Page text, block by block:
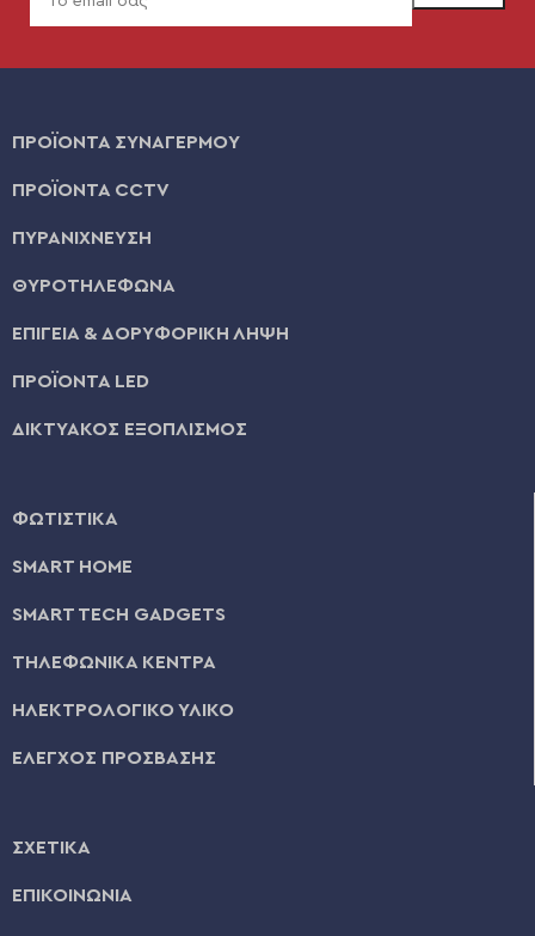
ΠΡΟΪΟΝΤΑ ΣΥΝΑΓΕΡΜΟΥ
ΠΡΟΪΟΝΤΑ CCTV
ΠΥΡΑΝΙΧΝΕΥΣΗ
ΘΥΡΟΤΗΛΕΦΩΝΑ
ΕΠΙΓΕΙΑ & ΔΟΡΥΦΟΡΙΚΗ ΛΗΨΗ
ΠΡΟΪΟΝΤΑ LED
ΔΙΚΤΥΑΚΟΣ ΕΞΟΠΛΙΣΜΟΣ
ΦΩΤΙΣΤΙΚΑ
SMART HOME
SMART TECH GADGETS
ΤΗΛΕΦΩΝΙΚΑ ΚΕΝΤΡΑ
ΗΛΕΚΤΡΟΛΟΓΙΚΟ ΥΛΙΚΟ
ΕΛΕΓΧΟΣ ΠΡΟΣΒΑΣΗΣ
ΣΧΕΤΙΚΑ
ΕΠΙΚΟΙΝΩΝΙΑ